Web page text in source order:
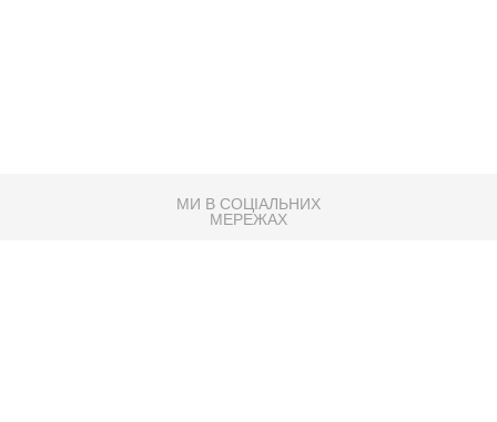
МИ В СОЦІАЛЬНИХ
МЕРЕЖАХ